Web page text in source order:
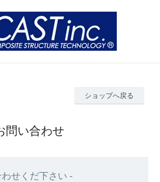
ショップへ戻る
問い合わせ
せくだ下さい -